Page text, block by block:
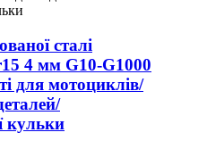
сталі
4 мм G10-G1000
для мотоциклів/
кульки